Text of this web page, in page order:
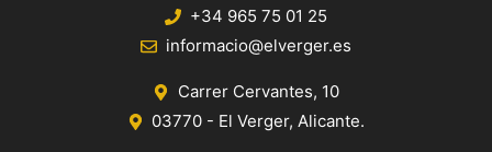
+34 965 75 01 25
informacio@elverger.es
Carrer Cervantes, 10
03770 - El Verger, Alicante.